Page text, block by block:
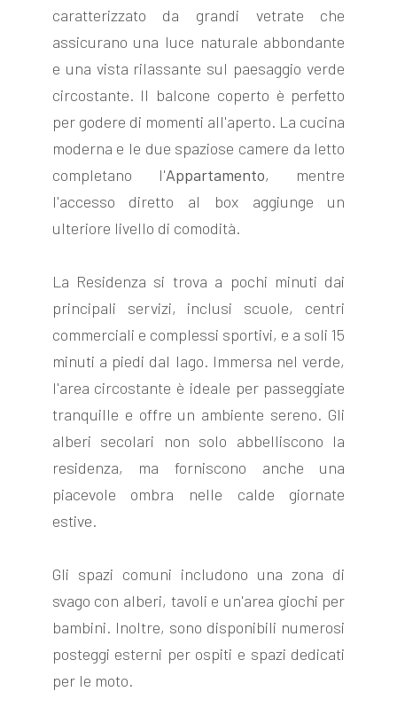
caratterizzato da grandi vetrate che
assicurano una luce naturale abbondante
e una vista rilassante sul paesaggio verde
circostante. Il balcone coperto è perfetto
per godere di momenti all'aperto. La cucina
moderna e le due spaziose camere da letto
completano l'Appartamento, mentre
l'accesso diretto al box aggiunge un
ulteriore livello di comodità.
La Residenza si trova a pochi minuti dai
principali servizi, inclusi scuole, centri
commerciali e complessi sportivi, e a soli 15
minuti a piedi dal lago. Immersa nel verde,
l'area circostante è ideale per passeggiate
tranquille e offre un ambiente sereno. Gli
alberi secolari non solo abbelliscono la
residenza, ma forniscono anche una
piacevole ombra nelle calde giornate
estive.
Gli spazi comuni includono una zona di
svago con alberi, tavoli e un'area giochi per
bambini. Inoltre, sono disponibili numerosi
posteggi esterni per ospiti e spazi dedicati
per le moto.